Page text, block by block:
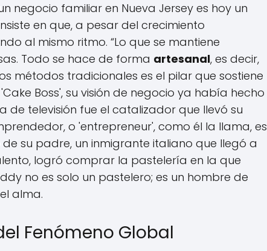
negocio familiar en Nueva Jersey es hoy un
en que, a pesar del crecimiento
al mismo ritmo. “Lo que se mantiene
Todo se hace de forma artesanal, es decir,
métodos tradicionales es el pilar que sostiene
Boss', su visión de negocio ya había hecho
de televisión fue el catalizador que llevó su
o 'entrepreneur', como él la llama, es
su padre, un inmigrante italiano que llegó a
logró comprar la pastelería en la que
no es solo un pastelero; es un hombre de
alma.
Fenómeno Global